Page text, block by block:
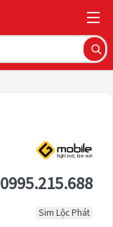
0995.215.688
Sim Lộc Phát